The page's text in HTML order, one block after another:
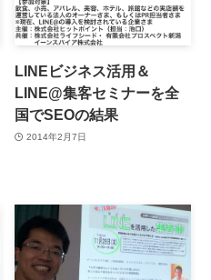
LINEビジネス活用＆
LINE@集客セミナーを全
国でSEOの結果
2014年2月7日